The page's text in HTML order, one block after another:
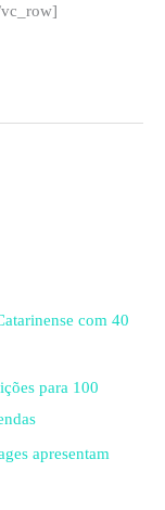
com 40
para 100
apresentam